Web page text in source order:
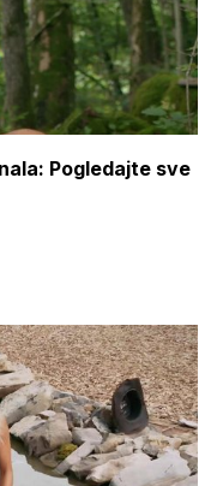
Pogledajte sve